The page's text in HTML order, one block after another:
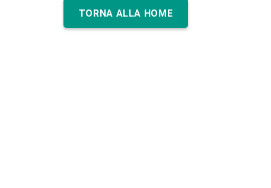
TORNA ALLA HOME